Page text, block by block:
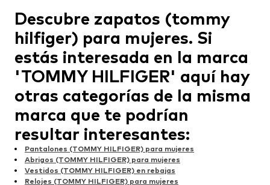
Descubre zapatos (tommy
hilfiger) para mujeres. Si
estás interesada en la marca
'TOMMY HILFIGER' aquí hay
otras categorías de la misma
marca que te podrían
resultar interesantes:
Pantalones (TOMMY HILFIGER) para mujeres
Abrigos (TOMMY HILFIGER) para mujeres
Vestidos (TOMMY HILFIGER) en rebajas
Relojes (TOMMY HILFIGER) para mujeres